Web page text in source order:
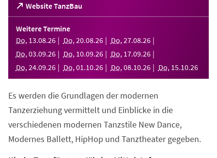
Website TanzBau
(Öffnet
in
einem
neuen
Tab)
Weitere Termine
Do, 13.08.26 Do, 20.08.26 Do, 27.08.26
Do, 03.09.26 Do, 10.09.26 Do, 17.09.26
Do, 24.09.26 Do, 01 .10.26 Do, 08.10.26 Do, 15.10.26
Es werden die Grundlagen der modernen
Tanzerziehung vermittelt und Einblicke in die
verschiedenen modernen Tanzstile New Dance,
Modernes Ballett, HipHop und Tanztheater gegeben.